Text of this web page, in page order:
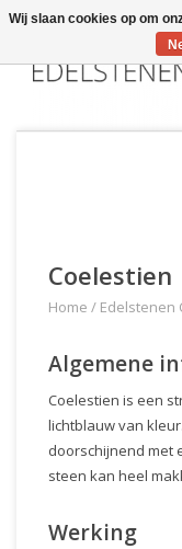
Coelestien
Home / Edelstenen
Algemene
Coelestien is een
lichtblauw van
doorschijnend met
steen kan heel
Werking
Wij slaan cookies op om